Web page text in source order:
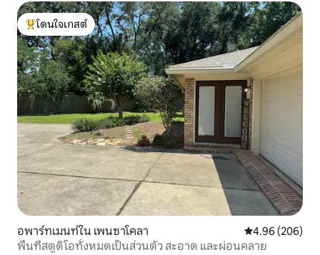
โดนใจเกสต์ที่สุด
โดนใจเกสต์
อพาร์ทเมนท์ใน เพนซาโคลา คะแนนเฉลี่ย
4.96 (206)
พื้นที่สตูดิโอทั้งหมดเป็นส่วนตัว สะอาด และผ่อนคลาย